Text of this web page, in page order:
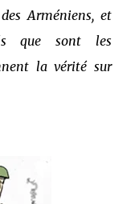
Arméniens, et
que sont les
la vérité sur